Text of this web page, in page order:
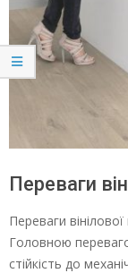
Переваги
Переваги
Головною
стійкість до